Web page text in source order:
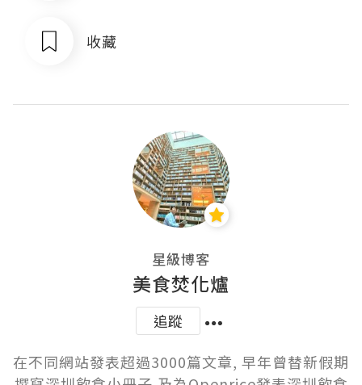
收藏
星級博客
美食焚化爐
追蹤
在不同網站發表超過3000篇文章, 早年曾替新假期